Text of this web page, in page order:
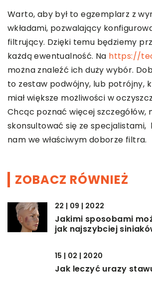
Warto, aby był to egzemplarz z
wkładami, pozwalający
filtrujący. Dzięki temu będziemy
każdą ewentualność. Na https://
można znaleźć ich duży wybór.
to zestaw podwójny, lub potrójny,
miał większe możliwości w
Chcąc poznać więcej szczegółów,
skonsultować się ze
nam we właściwym doborze filtra.
ZOBACZ RÓWNIEŻ
22 | 09 | 2022
Jakimi sposobami
jak najszybciej
15 | 02 | 2020
Jak leczyć urazy